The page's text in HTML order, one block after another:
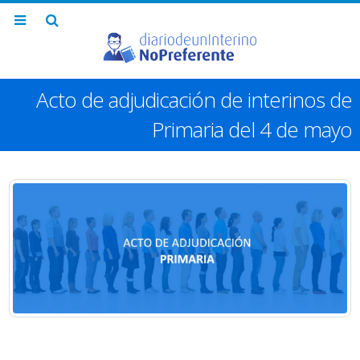
Acto de adjudicación de interinos de
Primaria del 4 de mayo